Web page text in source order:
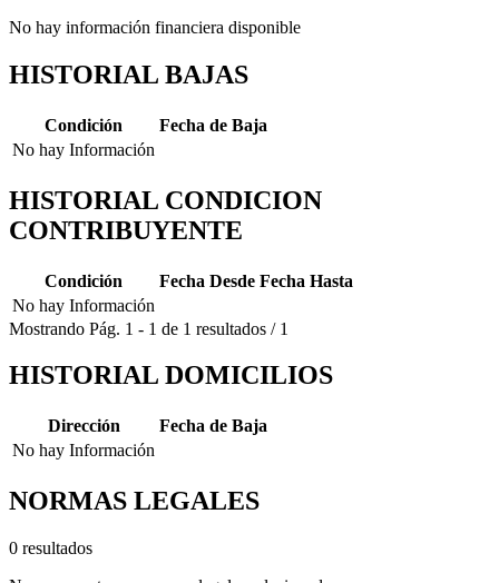
No hay información financiera disponible
HISTORIAL BAJAS
Condición
Fecha de Baja
No hay Información
HISTORIAL CONDICION
CONTRIBUYENTE
Condición Fecha Desde Fecha Hasta
No hay Información
Mostrando Pág. 1 - 1 de 1 resultados / 1
HISTORIAL DOMICILIOS
Dirección
Fecha de Baja
No hay Información
NORMAS LEGALES
0 resultados